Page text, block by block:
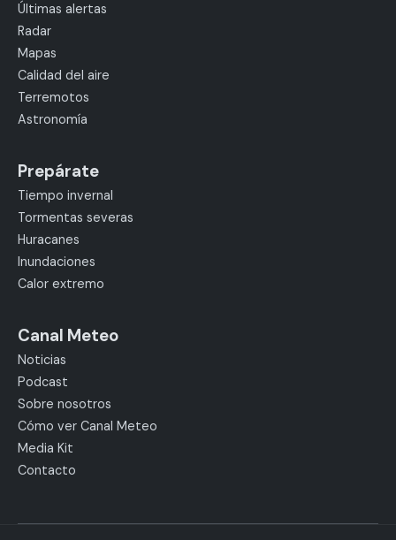
Últimas alertas
Radar
Mapas
Calidad del aire
Terremotos
Astronomía
Prepárate
Tiempo invernal
Tormentas severas
Huracanes
Inundaciones
Calor extremo
Canal Meteo
Noticias
Podcast
Sobre nosotros
Cómo ver Canal Meteo
Media Kit
Contacto